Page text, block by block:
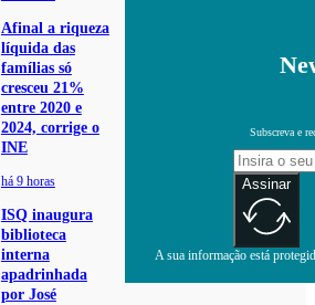
Afinal a riqueza
líquida das
famílias só
cresceu 21%
entre 2020 e
2024, corrige o
INE
há 9 horas
ISQ inaugura
biblioteca
interna
apadrinhada
por José
Subscreva e
Assinar
A sua informação está